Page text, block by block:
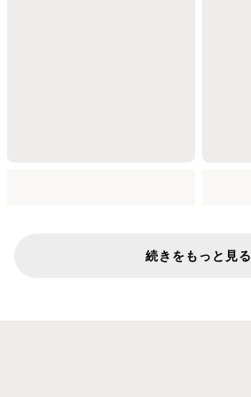
続きをもっと見る